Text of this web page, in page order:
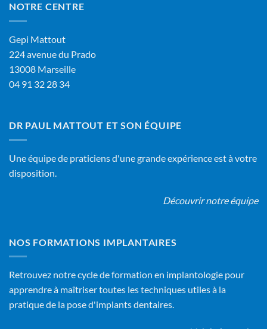
NOTRE CENTRE
Gepi Mattout
224 avenue du Prado
13008 Marseille
04 91 32 28 34
DR PAUL MATTOUT ET SON ÉQUIPE
Une équipe de praticiens d'une grande expérience est à votre
disposition.
Découvrir notre équipe
NOS FORMATIONS IMPLANTAIRES
Retrouvez notre cycle de formation en implantologie pour
apprendre à maîtriser toutes les techniques utiles à la
pratique de la pose d'implants dentaires.